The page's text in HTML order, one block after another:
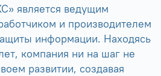
является ведущим
и производителем
информации. Находясь
компания ни на шаг не
развитии, создавая